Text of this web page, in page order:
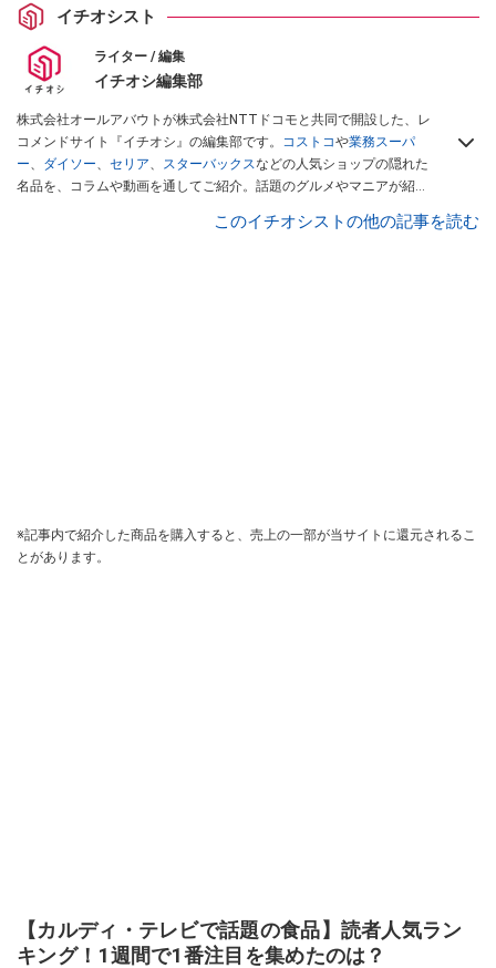
イチオシスト
ライター / 編集
イチオシ編集部
株式会社オールアバウトが株式会社NTTドコモと共同で開設した、レ
コメンドサイト『イチオシ』の編集部です。 コストコや業務スーパ
ー、 ダイソー、 セリア、 スターバックスなどの人気ショップの隠れた
名品を、コラムや動画を通してご紹介。話題のグルメやマニアが紹介
インフルエンサーが実際に使用してレビューしています。毎日トレン
このイチオシストの他の記事を読む
※記事内で紹介した商品を購入すると、売上の一部が当サイトに還元されるこ
とがあります。
【カルディ・テレビで話題の食品】読者人気ラン
キング！1週間で1番注目を集めたのは？